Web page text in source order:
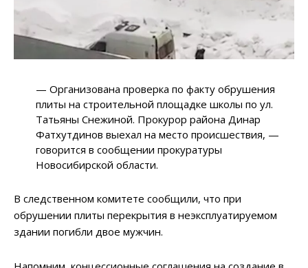
— Организована проверка по факту обрушения
плиты на строительной площадке школы по ул.
Татьяны Снежиной. Прокурор района Динар
Фатхутдинов выехал на место происшествия, —
говорится в сообщении прокуратуры
Новосибирской области.
В следственном комитете сообщили, что при
обрушении плиты перекрытия в неэксплуатируемом
здании погибли двое мужчин.